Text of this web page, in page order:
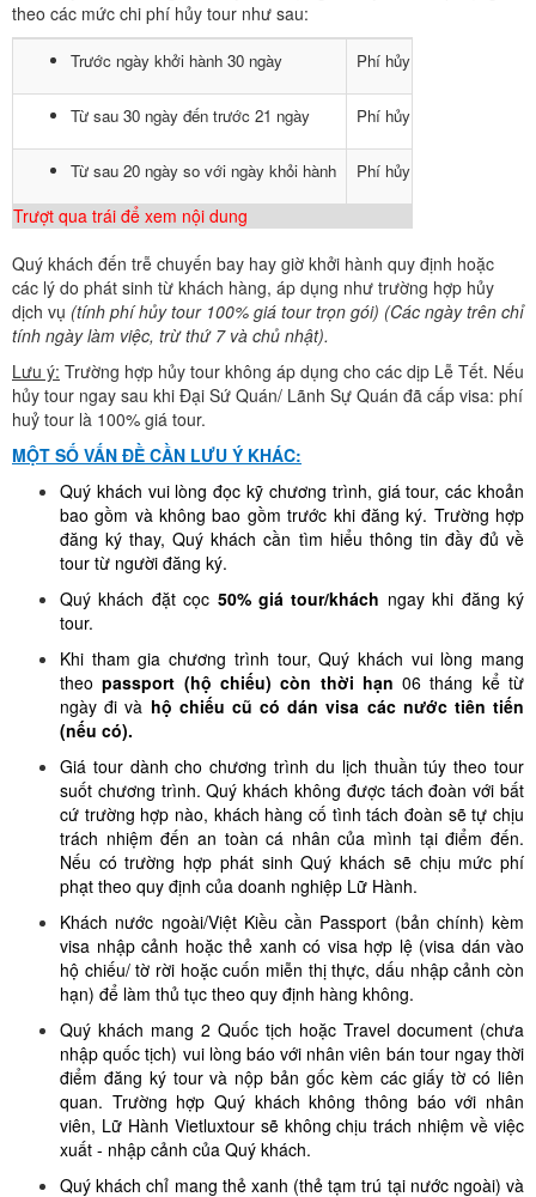
theo các mức chi phí hủy tour như sau:
Trước ngày khởi hành 30 ngày Phí hủy tour là 50% giá
Từ sau 30 ngày đến trước 21 ngày Phí hủy tour là 80% giá
Từ sau 20 ngày so với ngày khỏi hành Phí hủy tour là 100% giá
Trượt qua trái để xem nội dung
Quý khách đến trễ chuyến bay hay giờ khởi hành quy định hoặc
các lý do phát sinh từ khách hàng, áp dụng như trường hợp hủy
dịch vụ (tính phí hủy tour 100% giá tour trọn gói) (Các ngày trên chỉ
tính ngày làm việc, trừ thứ 7 và chủ nhật).
Lưu ý: Trường hợp hủy tour không áp dụng cho các dịp Lễ Tết. Nếu
hủy tour ngay sau khi Đại Sứ Quán/ Lãnh Sự Quán đã cấp visa: phí
huỷ tour là 100% giá tour.
MỘT SỐ VẤN ĐỀ CẦN LƯU Ý KHÁC:
Quý khách vui lòng đọc kỹ chương trình, giá tour, các khoản
bao gồm và không bao gồm trước khi đăng ký. Trường hợp
đăng ký thay, Quý khách cần tìm hiểu thông tin đầy đủ về
tour từ người đăng ký.
Quý khách đặt cọc 50% giá tour/khách ngay khi đăng ký
tour.
Khi tham gia chương trình tour, Quý khách vui lòng mang
theopassport (hộ chiếu) còn thời hạn06 tháng kể từ
ngày đi và hộ chiếu cũ có dán visa các nước tiên tiến
(nếu có).
Giá tour dành cho chương trình du lịch thuần túy theo tour
suốt chương trình. Quý khách không được tách đoàn với bất
cứ trường hợp nào, khách hàng cố tình tách đoàn sẽ tự chịu
trách nhiệm đến an toàn cá nhân của mình tại điểm đến.
Nếu có trường hợp phát sinh Quý khách sẽ chịu mức phí
phạt theo quy định của doanh nghiệp Lữ Hành.
Khách nước ngoài/Việt Kiều cần Passport (bản chính) kèm
visa nhập cảnh hoặc thẻ xanh có visa hợp lệ (visa dán vào
hộ chiếu/ tờ rời hoặc cuốn miễn thị thực, dấu nhập cảnh còn
hạn) để làm thủ tục theo quy định hàng không.
Quý khách mang 2 Quốc tịch hoặc Travel document (chưa
nhập quốc tịch) vui lòng báo với nhân viên bán tour ngay thời
điểm đăng ký tour và nộp bản gốc kèm các giấy tờ có liên
quan. Trường hợp Quý khách không thông báo với nhân
viên, Lữ Hành Vietluxtour sẽ không chịu trách nhiệm về việc
xuất - nhập cảnh của Quý khách.
Quý khách chỉ mang thẻ xanh (thẻ tạm trú tại nước ngoài) và